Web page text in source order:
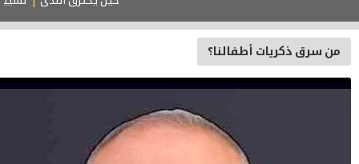
ذكريات أطفالنا؟